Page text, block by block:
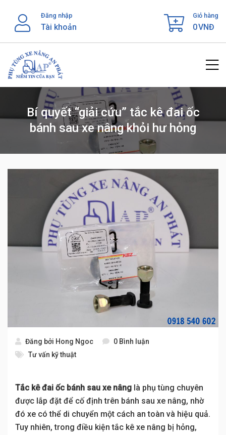
content
Đăng nhập
Tài khoản
Giỏ hàng
0VNĐ
Bí quyết “giải cứu” tắc kê đai ốc
bánh sau xe nâng khỏi hư hỏng
Đăng bởi Hong Ngoc
0 Bình luận
Tư vấn kỹ thuật
Tắc kê đai ốc bánh sau xe nâng là phụ tùng chuyên
được lắp đặt để cố định trên bánh sau xe nâng, nhờ
đó xe có thể di chuyển một cách an toàn và hiệu quả.
Tuy nhiên, trong điều kiện tắc kê xe nâng bị hỏng,